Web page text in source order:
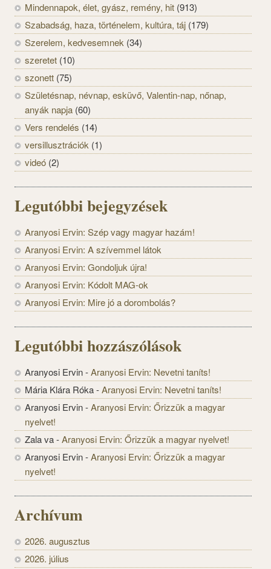
Mindennapok, élet, gyász, remény, hit (913)
Szabadság, haza, történelem, kultúra, táj (179)
Szerelem, kedvesemnek (34)
szeretet (10)
szonett (75)
Születésnap, névnap, esküvő, Valentin-nap, nőnap,
anyák napja (60)
Vers rendelés (14)
versillusztrációk (1)
videó (2)
Legutóbbi bejegyzések
Aranyosi Ervin: Szép vagy magyar hazám!
Aranyosi Ervin: A szívemmel látok
Aranyosi Ervin: Gondoljuk újra!
Aranyosi Ervin: Kódolt MAG-ok
Aranyosi Ervin: Mire jó a dorombolás?
Legutóbbi hozzászólások
Aranyosi Ervin-Aranyosi Ervin: Nevetni taníts!
Mária Klára Róka-Aranyosi Ervin: Nevetni taníts!
Aranyosi Ervin-Aranyosi Ervin: Őrizzük a magyar
nyelvet!
Zala va-Aranyosi Ervin: Őrizzük a magyar nyelvet!
Aranyosi Ervin-Aranyosi Ervin: Őrizzük a magyar
nyelvet!
Archívum
2026. augusztus
2026. július